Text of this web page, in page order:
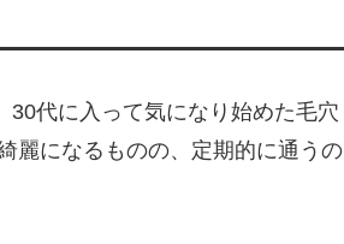
代に入って気になり始めた毛穴
麗になるものの、定期的に通うの